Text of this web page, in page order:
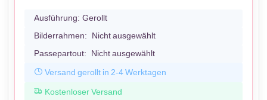
Ausführung: Gerollt
Bilderrahmen: Nicht ausgewählt
Passepartout: Nicht ausgewählt
Versand gerollt in 2-4 Werktagen
Kostenloser Versand